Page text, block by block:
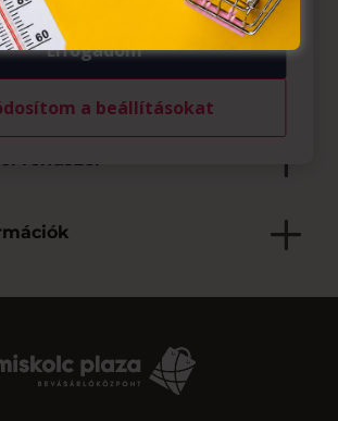
eszközök
rendszer
Elfogadom
a beállításokat